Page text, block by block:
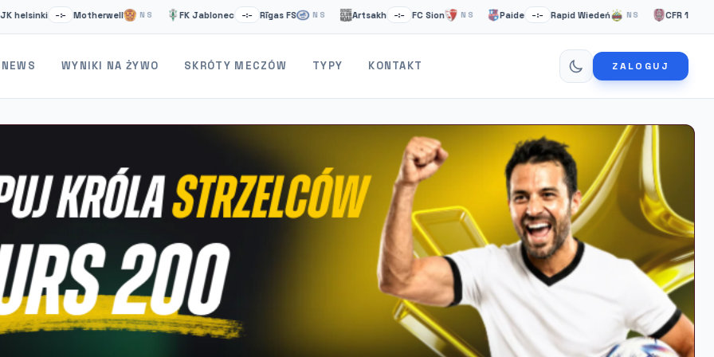
–:– Motherwell NS FK Jablonec –:– Rīgas FS NS Artsakh –:– FC Sion NS Paide –:– Rapid Wiedeń NS CFR 1907 Cluj
NEWS WYNIKI NA ŻYWO SKRÓTY MECZÓW TYPY KONTAKT ZALOGUJ